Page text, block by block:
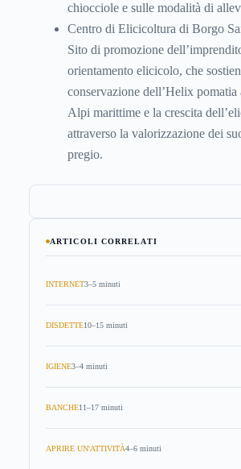
chiocciole e sulle modalità di
Centro di Elicicoltura di Borgo
Sito di promozione
orientamento elicicolo, che
conservazione dell’Helix
Alpi marittime e la crescita
attraverso la valorizzazione dei
pregio.
ARTICOLI CORRELATI
INTERNET3–5 minuti
DISDETTE10–15 minuti
IGIENE3–4 minuti
BANCHE11–17 minuti
APRIRE UN'ATTIVITÀ4–6 minuti